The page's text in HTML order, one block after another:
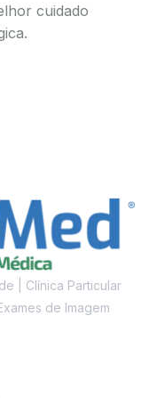
cuidado
| Clínica Particular
de Imagem